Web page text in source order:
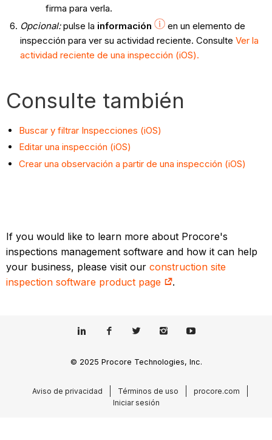
firma para verla.
Opcional:pulse la información
en un elemento de
inspección para ver su actividad reciente. Consulte Ver la
actividad reciente de una inspección (iOS).
Consulte también
Buscar y filtrar Inspecciones (iOS)
Editar una inspección (iOS)
Crear una observación a partir de una inspección (iOS)
If you would like to learn more about Procore's
inspections management software and how it can help
your business, please visit ourconstruction site
inspection software product page
.
© 2025 Procore Technologies, Inc.
Aviso de privacidad Términos de uso
procore.com
Iniciar sesión